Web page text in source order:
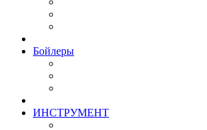
Бойлеры
ИНСТРУМЕНТ